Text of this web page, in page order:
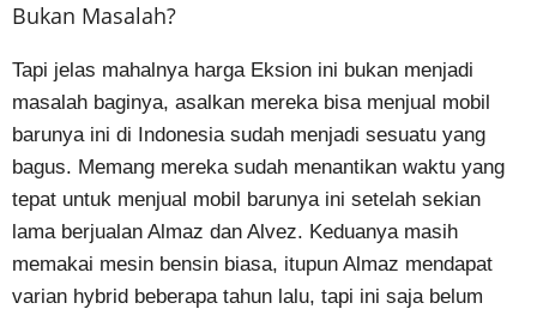
Bukan Masalah?
Tapi jelas mahalnya harga Eksion ini bukan menjadi
masalah baginya, asalkan mereka bisa menjual mobil
barunya ini di Indonesia sudah menjadi sesuatu yang
bagus. Memang mereka sudah menantikan waktu yang
tepat untuk menjual mobil barunya ini setelah sekian
lama berjualan Almaz dan Alvez. Keduanya masih
memakai mesin bensin biasa, itupun Almaz mendapat
varian hybrid beberapa tahun lalu, tapi ini saja belum